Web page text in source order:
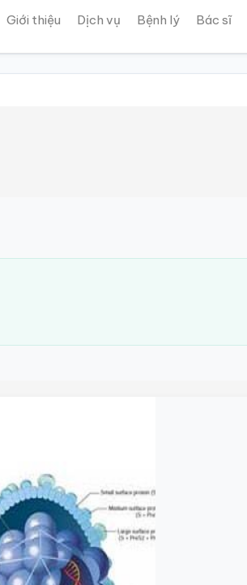
Giới thiệu Dịch vụ Bệnh lý Bác sĩ